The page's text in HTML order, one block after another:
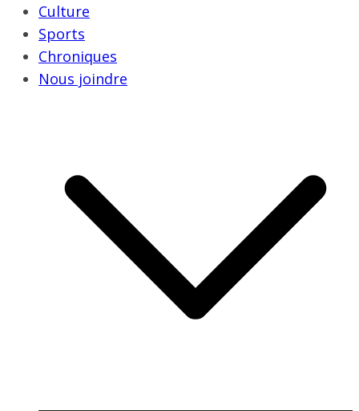
Culture
Sports
Chroniques
Nous joindre